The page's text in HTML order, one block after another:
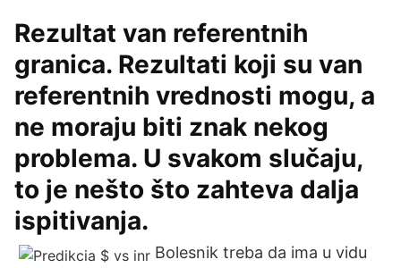
Rezultat van referentnih
granica. Rezultati koji su van
referentnih vrednosti mogu, a
ne moraju biti znak nekog
problema. U svakom slučaju,
to je nešto što zahteva dalja
ispitivanja.
Bolesnik treba da ima u vidu